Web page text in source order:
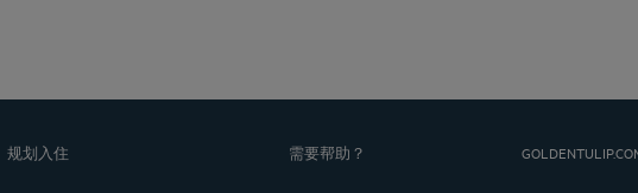
规划入住 需要帮助？